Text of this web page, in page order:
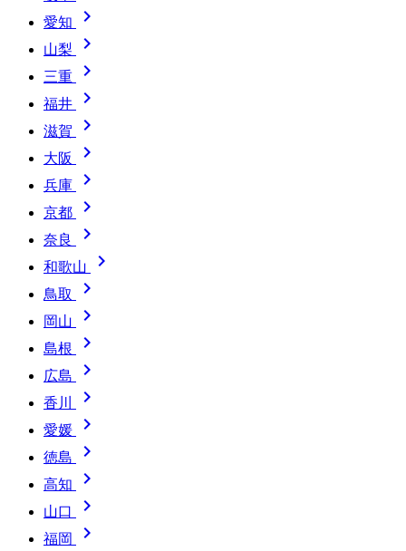
愛知 
山梨 
三重 
福井 
滋賀 
大阪 
兵庫 
京都 
奈良 
和歌山 
鳥取 
岡山 
島根 
広島 
香川 
愛媛 
徳島 
高知 
山口 
福岡 